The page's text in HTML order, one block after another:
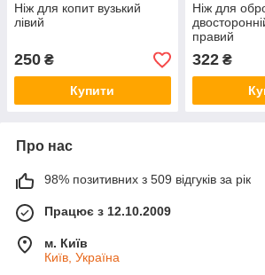
Ніж для копит вузький
лівий
250 ₴
Купити
Ніж для
правий
322₴
Про нас
98% позитивних з 509 відгуків за рік
Працює з 12.10.2009
м. Київ
Київ, Україна